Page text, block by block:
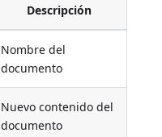
Descripción
Nombre del
documento
Nuevo contenido del
documento